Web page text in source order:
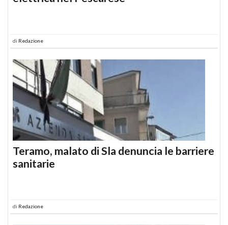
di Redazione
Teramo, malato di Sla denuncia le barriere
sanitarie
di Redazione